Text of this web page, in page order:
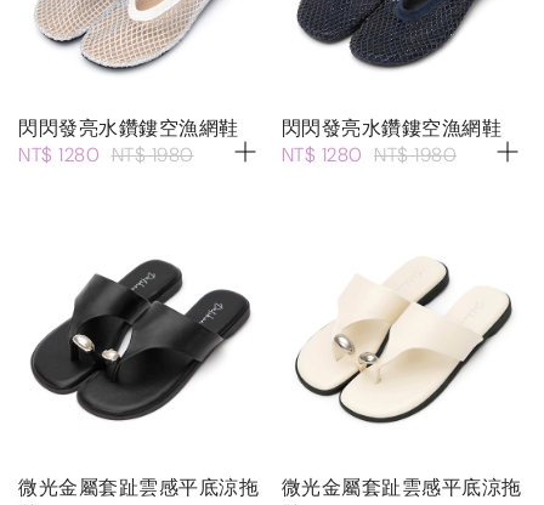
閃閃發亮水鑽鏤空漁網鞋
NT$ 1280 NT$ 1980
閃閃發亮水鑽鏤空漁網鞋
NT$ 1280 NT$ 1980
微光金屬套趾雲感平底涼拖
微光金屬套趾雲感平底涼拖